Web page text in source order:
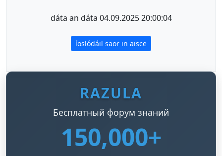
dáta an dáta 04.09.2025 20:00:04
íoslódáil saor in aisce
RAZULA
Бесплатный форум знаний
150,000+